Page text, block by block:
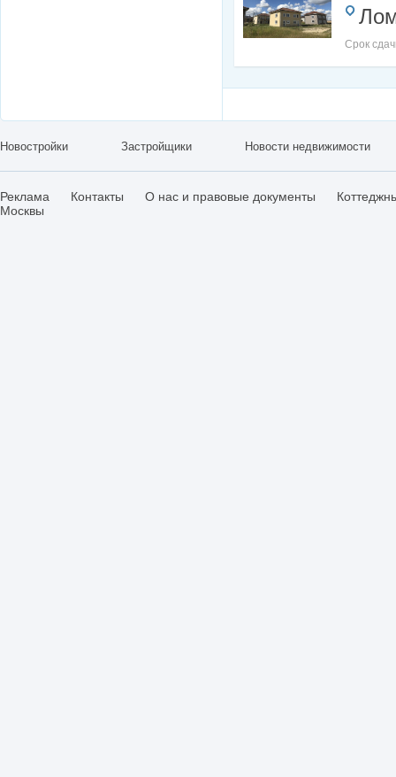
Срок
Новостройки Застройщики Новости недвижимости
Реклама Контакты О нас и правовые документы
Москвы